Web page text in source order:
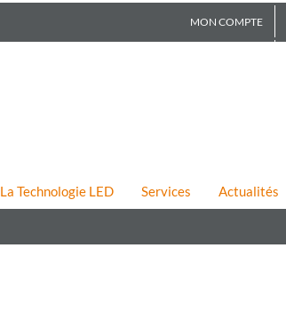
MON COMPTE
La Technologie LED Services Actualités